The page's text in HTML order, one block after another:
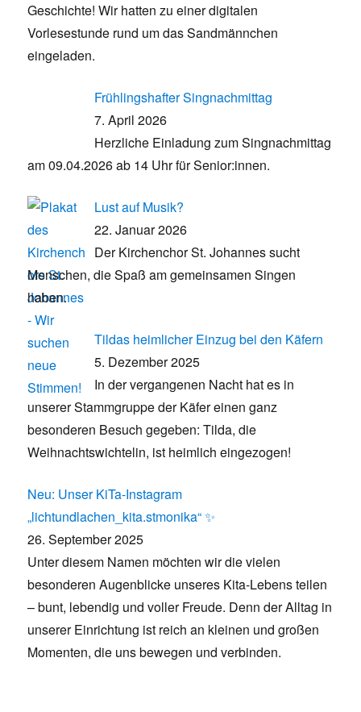
Geschichte! Wir hatten zu einer digitalen
Vorlesestunde rund um das Sandmännchen
eingeladen.
Frühlingshafter Singnachmittag
7. April 2026
Herzliche Einladung zum Singnachmittag
am 09.04.2026 ab 14 Uhr für Senior:innen.
Lust auf Musik?
22. Januar 2026
Der Kirchenchor St. Johannes sucht
Menschen, die Spaß am gemeinsamen Singen
haben.
Tildas heimlicher Einzug bei den Käfern
5. Dezember 2025
In der vergangenen Nacht hat es in
unserer Stammgruppe der Käfer einen ganz
besonderen Besuch gegeben: Tilda, die
Weihnachtswichtelin, ist heimlich eingezogen!
Neu: Unser KiTa-Instagram
„lichtundlachen_kita.stmonika“ ✨
26. September 2025
Unter diesem Namen möchten wir die vielen
besonderen Augenblicke unseres Kita-Lebens teilen
– bunt, lebendig und voller Freude. Denn der Alltag in
unserer Einrichtung ist reich an kleinen und großen
Momenten, die uns bewegen und verbinden.